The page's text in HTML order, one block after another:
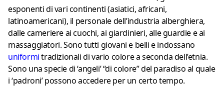
esponenti di vari continenti (asiatici, africani,
latinoamericani), il personale dell’industria alberghiera,
dalle cameriere ai cuochi, ai giardinieri, alle guardie e ai
massaggiatori. Sono tutti giovani e belli e indossano
uniformitradizionali di vario colore a seconda dell’etnia.
Sono una specie di ‘angeli’ “di colore” del paradiso al quale
i ‘padroni’ possono accedere per un certo tempo.